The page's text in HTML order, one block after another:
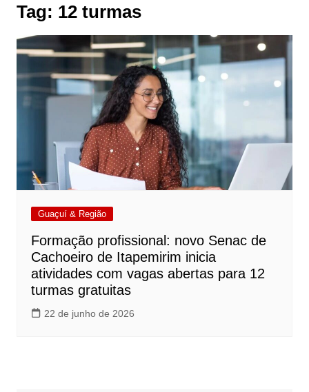
Tag: 12 turmas
Guaçuí & Região
Formação profissional: novo Senac de
Cachoeiro de Itapemirim inicia
atividades com vagas abertas para 12
turmas gratuitas
22 de junho de 2026